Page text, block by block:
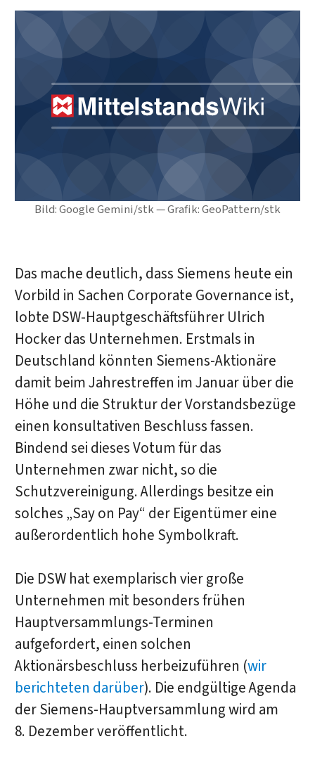
Bild: Google Gemini/stk — Grafik: GeoPattern/stk
Das mache deutlich, dass Siemens heute ein
Vorbild in Sachen Corporate Governance ist,
lobte DSW-Hauptgeschäftsführer Ulrich
Hocker das Unternehmen. Erstmals in
Deutschland könnten Siemens-Aktionäre
damit beim Jahrestreffen im Januar über die
Höhe und die Struktur der Vorstandsbezüge
einen konsultativen Beschluss fassen.
Bindend sei dieses Votum für das
Unternehmen zwar nicht, so die
Schutzvereinigung. Allerdings besitze ein
solches „Say on Pay“ der Eigentümer eine
außerordentlich hohe Symbolkraft.
Die DSW hat exemplarisch vier große
Unternehmen mit besonders frühen
Hauptversammlungs-Terminen
aufgefordert, einen solchen
Aktionärsbeschluss herbeizuführen (wir
berichteten darüber). Die endgültige Agenda
der Siemens-Hauptversammlung wird am
8. Dezember veröffentlicht.